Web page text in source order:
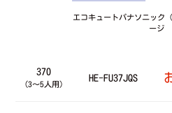
エコキュートパナソニック
ージ
370
（3～5人用）
HE-FU37JQS